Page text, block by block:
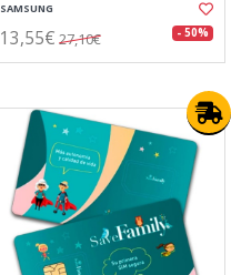
SAMSUNG
13,55€ 27,10€ - 50%